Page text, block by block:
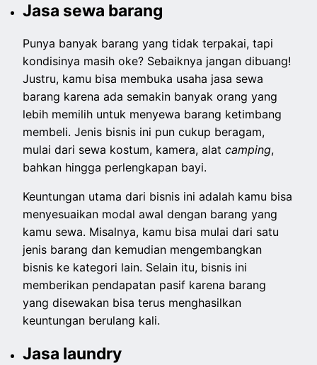
Jasa sewa barang
Punya banyak barang yang tidak terpakai, tapi
kondisinya masih oke? Sebaiknya jangan dibuang!
Justru, kamu bisa membuka usaha jasa sewa
barang karena ada semakin banyak orang yang
lebih memilih untuk menyewa barang ketimbang
membeli. Jenis bisnis ini pun cukup beragam,
mulai dari sewa kostum, kamera, alatcamping,
bahkan hingga perlengkapan bayi.
Keuntungan utama dari bisnis ini adalah kamu bisa
menyesuaikan modal awal dengan barang yang
kamu sewa. Misalnya, kamu bisa mulai dari satu
jenis barang dan kemudian mengembangkan
bisnis ke kategori lain. Selain itu, bisnis ini
memberikan pendapatan pasif karena barang
yang disewakan bisa terus menghasilkan
keuntungan berulang kali.
Jasa laundry